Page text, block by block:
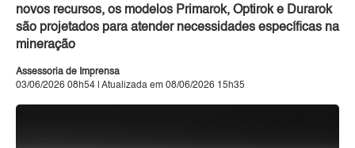
novos recursos, os modelos Primarok, Optirok e Durarok
são projetados para atender necessidades específicas na
mineração
Assessoria de Imprensa
03/06/2026 08h54 | Atualizada em 08/06/2026 15h35